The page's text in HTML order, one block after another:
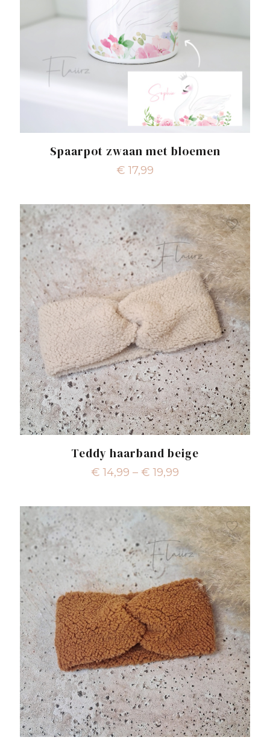
Spaarpot zwaan met bloemen
€ 17,99
Teddy haarband beige
€ 14,99 – € 19,99